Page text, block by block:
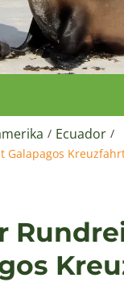
/ Ecuador /
Galapagos